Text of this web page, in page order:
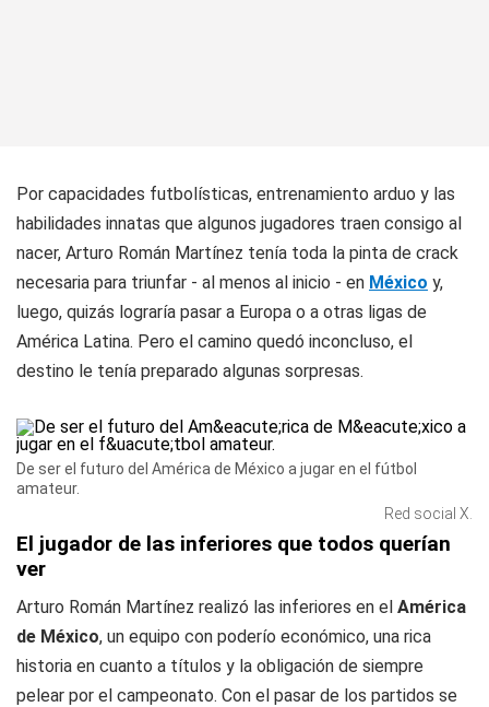
Por capacidades futbolísticas, entrenamiento arduo y las
habilidades innatas que algunos jugadores traen consigo al
nacer, Arturo Román Martínez tenía toda la pinta de crack
necesaria para triunfar - al menos al inicio - en México y,
luego, quizás lograría pasar a Europa o a otras ligas de
América Latina. Pero el camino quedó inconcluso, el
destino le tenía preparado algunas sorpresas.
De ser el futuro del América de México a jugar en el fútbol
amateur.
Red social X.
El jugador de las inferiores que todos querían
ver
Arturo Román Martínez realizó las inferiores en el América
de México, un equipo con poderío económico, una rica
historia en cuanto a títulos y la obligación de siempre
pelear por el campeonato. Con el pasar de los partidos se